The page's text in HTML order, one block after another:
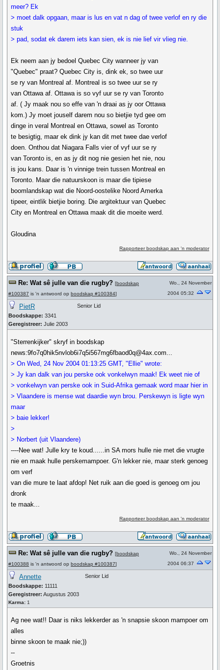
meer? Ek
> moet dalk opgaan, maar is lus en vat n dag of twee verlof en ry die
stuk
> pad, sodat ek darem iets kan sien, ek is nie lief vir vlieg nie.
Ek neem aan jy bedoel Quebec City wanneer jy van
"Quebec" praat? Quebec City is, dink ek, so twee uur
se ry van Montreal af. Montreal is so twee uur se ry
van Ottawa af. Ottawa is so vyf uur se ry van Toronto
af. ( Jy maak nou so effe van 'n draai as jy oor Ottawa
kom.) Jy moet jouself darem nou so bietjie tyd gee om
dinge in veral Montreal en Ottawa, sowel as Toronto
te besigtig, maar ek dink jy kan dit met twee dae verlof
doen. Onthou dat Niagara Falls vier of vyf uur se ry
van Toronto is, en as jy dit nog nie gesien het nie, nou
is jou kans. Daar is 'n vinnige trein tussen Montreal en
Toronto. Maar die natuurskoon is maar die tipiese
boomlandskap wat die Noord-oostelike Noord Amerka
tipeer, eintlik bietjie boring. Die argitektuur van Quebec
City en Montreal en Ottawa maak dit die moeite werd.
Gloudina
Rapporteer boodskap aan 'n moderator
Re: Wat sê julle van die rugby? [boodskap
#100387 is 'n antwoord op boodskap #100384]
Wo., 24 November
2004 05:32
PietR
Boodskappe: 3341
Geregistreer: Julie 2003
Senior Lid
"Sterrenkijker" skryf in boodskap
news:9fo7q0hik5nvlob6i7q5i567mg6fbaod0q@4ax.com...
> On Wed, 24 Nov 2004 01:13:25 GMT, "Ellie" wrote:
> Jy kan dalk van jou perske ook vonkelwyn maak! Ek weet nie of
> vonkelwyn van perske ook in Suid-Afrika gemaak word maar hier in
> Vlaandere is mense wat daardie wyn brou. Perskewyn is ligte wyn
maar
> baie lekker!
>
> Norbert (uit Vlaandere)
----Nee wat! Julle kry te koud......in SA mors hulle nie met die vrugte
nie en maak hulle perskemampoer. G'n lekker nie, maar sterk genoeg
om verf
van die mure te laat afdop! Net ruik aan die goed is genoeg om jou
dronk
te maak...
Rapporteer boodskap aan 'n moderator
Re: Wat sê julle van die rugby? [boodskap
#100388 is 'n antwoord op boodskap #100387]
Wo., 24 November
2004 06:37
Annette
Boodskappe: 11111
Geregistreer: Augustus 2003
Karma: 1
Senior Lid
Ag nee wat!! Daar is niks lekkerder as 'n snapsie skoon mampoer om
alles
binne skoon te maak nie;))
--
Groetnis